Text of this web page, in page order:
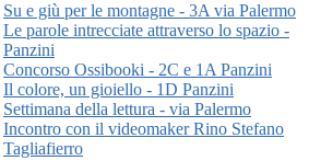
Su e giù per le montagne - 3A via Palermo
Le parole intrecciate attraverso lo spazio -
Panzini
Concorso Ossibooki - 2C e 1A Panzini
Il colore, un gioiello - 1D Panzini
Settimana della lettura - via Palermo
Incontro con il videomaker Rino Stefano
Tagliafierro